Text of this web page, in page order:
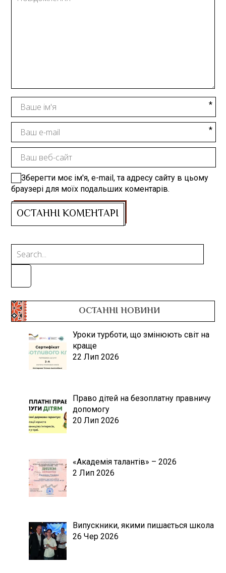
Зберегти моє ім'я, e-mail, та адресу сайту в цьому
браузері для моїх подальших коментарів.
ОСТАННІ НОВИНИ
Уроки турботи, що змінюють світ на
краще
22 Лип 2026
Право дітей на безоплатну правничу
допомогу
20 Лип 2026
«Академія талантів» – 2026
2 Лип 2026
Випускники, якими пишається школа
26 Чер 2026